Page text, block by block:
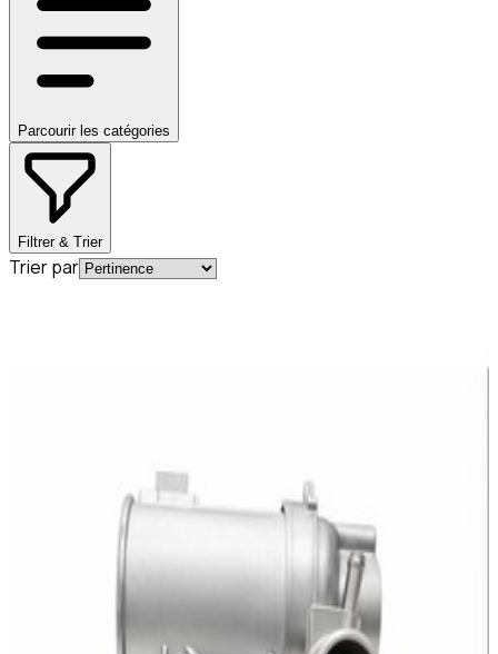
Parcourir les catégories
Filtrer & Trier
Trier par